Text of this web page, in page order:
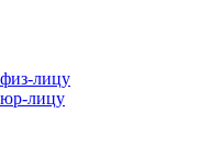
физ-лицу
юр-лицу